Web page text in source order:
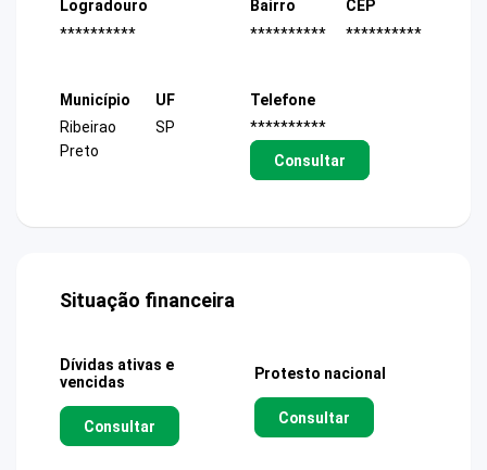
Logradouro
**********
Bairro
**********
CEP
**********
Município
Ribeirao
Preto
UF
SP
Telefone
**********
Consultar
Situação financeira
Dívidas ativas e
vencidas
Consultar
Protesto nacional
Consultar